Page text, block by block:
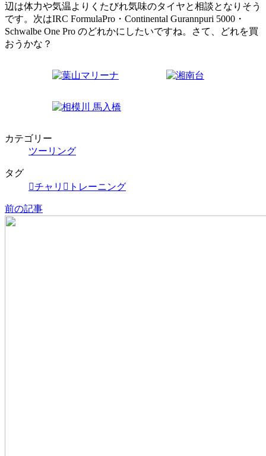
辺は体力や気温よりくたびれ気味のタイヤと相談となりそう
です。次はIRC FormulaPro・Continental Gurannpuri 5000・
Schwalbe One Pro のどれかにしたいですね。さて、どれを買
おうかな？
カテゴリー
ツーリング
タグ
チャリ
トレーニング
前の記事